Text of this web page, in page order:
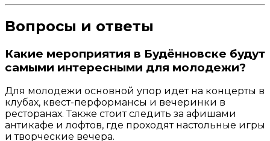
Вопросы и ответы
Какие мероприятия в Будённовске будут
самыми интересными для молодежи?
Для молодежи основной упор идет на концерты в
клубах, квест-перформансы и вечеринки в
ресторанах. Также стоит следить за афишами
антикафе и лофтов, где проходят настольные игры
и творческие вечера.